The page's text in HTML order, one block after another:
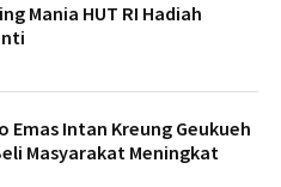
Mania HUT RI Hadiah
Emas Intan Kreung Geukueh
Masyarakat Meningkat